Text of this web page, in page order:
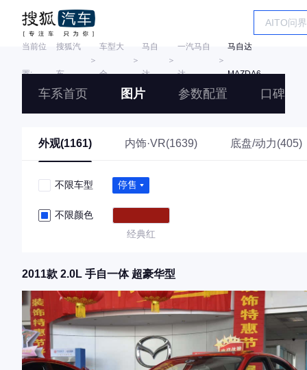
当前位
置:
搜狐汽
车
＞
车型大
全
＞
马自
达
＞
一汽马自
达
＞
马自达
MAZDA6
车系首页 图片 参数配置 口碑
外观(1161) 内饰·VR(1639) 底盘/动力(405)
不限车型 停售
不限颜色
经典红
2011款 2.0L 手自一体 超豪华型